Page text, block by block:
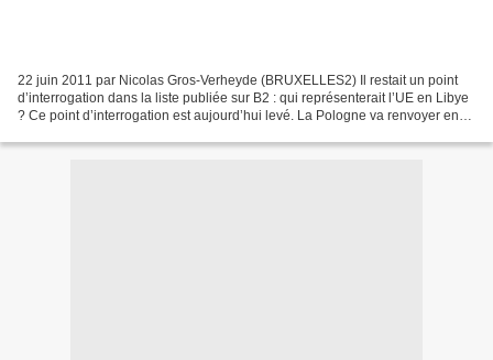
22 juin 2011 par Nicolas Gros-Verheyde (BRUXELLES2) Il restait un point
d’interrogation dans la liste publiée sur B2 : qui représenterait l’UE en Libye
? Ce point d’interrogation est aujourd’hui levé. La Pologne va renvoyer en